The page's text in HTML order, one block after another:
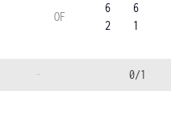
OF
6
2
6
1
- 0/1